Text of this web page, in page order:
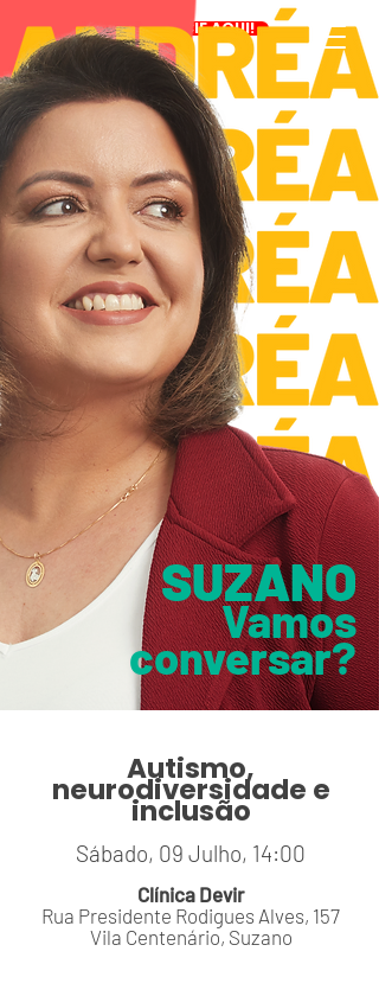
DENUNCIE AQUI!
SUZANO
Vamos
conversar?
Autismo,
neurodiversidade e
inclusão
Sábado, 09 Julho, 14:00
Clínica Devir
Rua Presidente Rodigues Alves, 157
Vila Centenário, Suzano